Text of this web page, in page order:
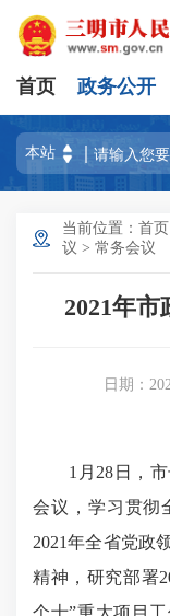
首页 政务公开
当前位置： 首页
议 > 常务会议
2021年
日期：
1月28日，市
会议，学习贯彻
2021年全省党政
精神，研究部署
个十”重大项目